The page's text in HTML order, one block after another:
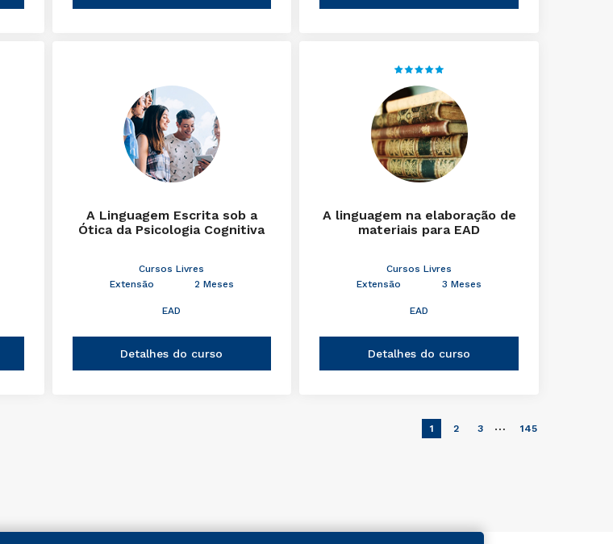
A Linguagem Escrita sob a
Ótica da Psicologia Cognitiva
Cursos Livres
Extensão
2 Meses
EAD
Detalhes do curso
A linguagem na elaboração de
materiais para EAD
Cursos Livres
Extensão
3 Meses
EAD
Detalhes do curso
1 2 3 … 145